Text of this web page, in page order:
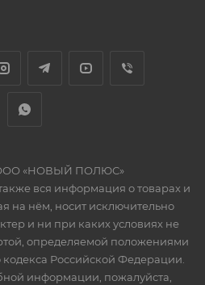
ООО «НОВЫЙ ПОЛЮС»
вся информация о товарах и
на нём, носит исключительно
и ни при каких условиях не
определяемой положениями
кодекса Российской Федерации.
информации, пожалуйста,